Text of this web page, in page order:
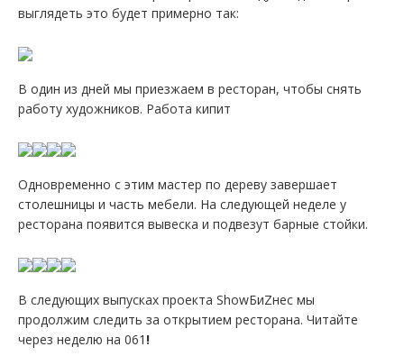
выглядеть это будет примерно так:
В один из дней мы приезжаем в ресторан, чтобы снять
работу художников. Работа кипит
Одновременно с этим мастер по дереву завершает
столешницы и часть мебели. На следующей неделе у
ресторана появится вывеска и подвезут барные стойки.
В следующих выпусках проекта ShowБиZнес мы
продолжим следить за открытием ресторана. Читайте
через неделю на 061 !